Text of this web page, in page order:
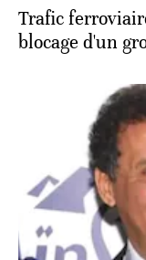
Trafic
blocage d'un